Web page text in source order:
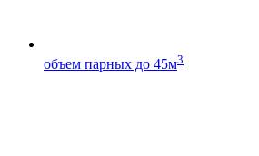
объем парных до 45м3